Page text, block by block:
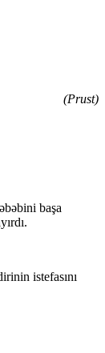
(Prust)
başa
istefasını